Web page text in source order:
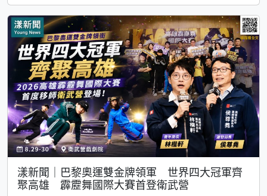
漾新聞｜巴黎奧運雙金牌領軍 世界四大冠軍齊
聚高雄 霹靂舞國際大賽首登衛武營